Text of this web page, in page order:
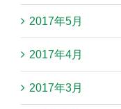
2017年5月
2017年4月
2017年3月